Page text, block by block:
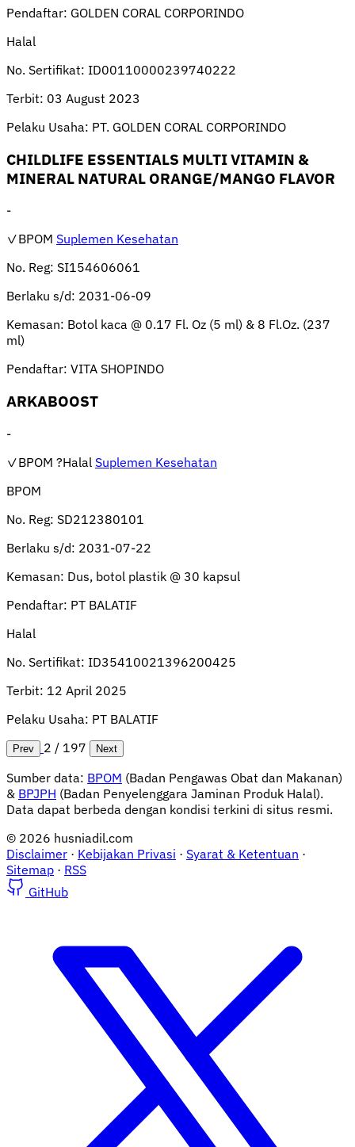
Pendaftar: GOLDEN CORAL CORPORINDO
Halal
No. Sertifikat: ID00110000239740222
Terbit: 03 August 2023
Pelaku Usaha: PT. GOLDEN CORAL CORPORINDO
CHILDLIFE ESSENTIALS MULTI VITAMIN &
MINERAL NATURAL ORANGE/MANGO FLAVOR
-
✓BPOM Suplemen Kesehatan
No. Reg: SI154606061
Berlaku s/d: 2031-06-09
Kemasan: Botol kaca @ 0.17 Fl. Oz (5 ml) & 8 Fl.Oz. (237
ml)
Pendaftar: VITA SHOPINDO
ARKABOOST
-
✓BPOM ?Halal Suplemen Kesehatan
BPOM
No. Reg: SD212380101
Berlaku s/d: 2031-07-22
Kemasan: Dus, botol plastik @ 30 kapsul
Pendaftar: PT BALATIF
Halal
No. Sertifikat: ID35410021396200425
Terbit: 12 April 2025
Pelaku Usaha: PT BALATIF
Prev 2 / 197 Next
Sumber data: BPOM (Badan Pengawas Obat dan Makanan)
& BPJPH (Badan Penyelenggara Jaminan Produk Halal).
Data dapat berbeda dengan kondisi terkini di situs resmi.
© 2026 husniadil.com
Disclaimer · Kebijakan Privasi · Syarat & Ketentuan ·
Sitemap · RSS
GitHub